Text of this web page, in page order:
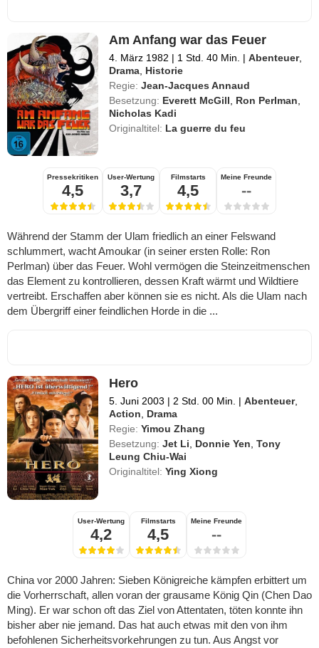
Am Anfang war das Feuer
4. März 1982 | 1 Std. 40 Min. | Abenteuer,
Drama Historie
Regie: Jean-Jacques Annaud
Besetzung: Everett McGill Ron Perlman
Nicholas Kadi
Originaltitel: La guerre du feu
Pressekritiken
4,5
User-Wertung
3,7
Filmstarts
4,5
Meine Freunde
--
Während der Stamm der Ulam friedlich an einer Felswand
schlummert, wacht Amoukar (in seiner ersten Rolle: Ron
Perlman) über das Feuer. Wohl vermögen die Steinzeitmenschen
das Element zu kontrollieren, dessen Kraft wärmt und Wildtiere
vertreibt. Erschaffen aber können sie es nicht. Als die Ulam nach
dem Übergriff einer feindlichen Horde in die ...
Hero
5. Juni 2003 | 2 Std. 00 Min. | Abenteuer,
Action, Drama
Regie: Yimou Zhang
Besetzung: Jet Li, Donnie Yen,Tony
Leung Chiu-Wai
Originaltitel:Ying Xiong
User-Wertung
4,2
Filmstarts
4,5
Meine Freunde
--
China vor 2000 Jahren: Sieben Königreiche kämpfen erbittert um
die Vorherrschaft, allen voran der grausame König Qin (Chen Dao
Ming). Er war schon oft das Ziel von Attentaten, töten konnte ihn
bisher aber nie jemand. Das hat auch etwas mit den von ihm
befohlenen Sicherheitsvorkehrungen zu tun. Aus Angst vor